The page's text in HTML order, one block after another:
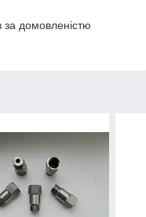
домовленістю